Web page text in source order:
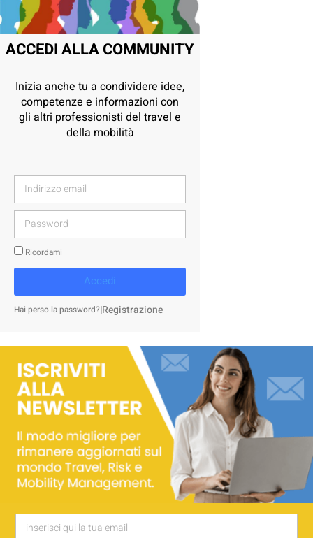
ACCEDI ALLA COMMUNITY
Inizia anche tu a condividere idee,
competenze e informazioni con
gli altri professionisti del travel e
della mobilità
Ricordami
Accedi
Hai perso la password?|Registrazione